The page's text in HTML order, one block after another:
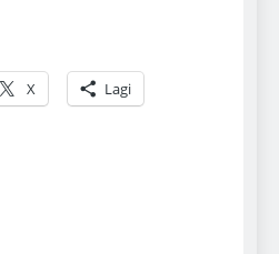
X Lagi